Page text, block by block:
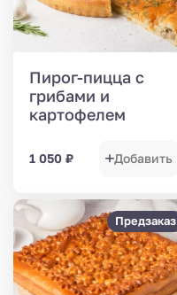
Пирог-пицца с
грибами и
картофелем
1 050 ₽ Добавить
Предзаказ